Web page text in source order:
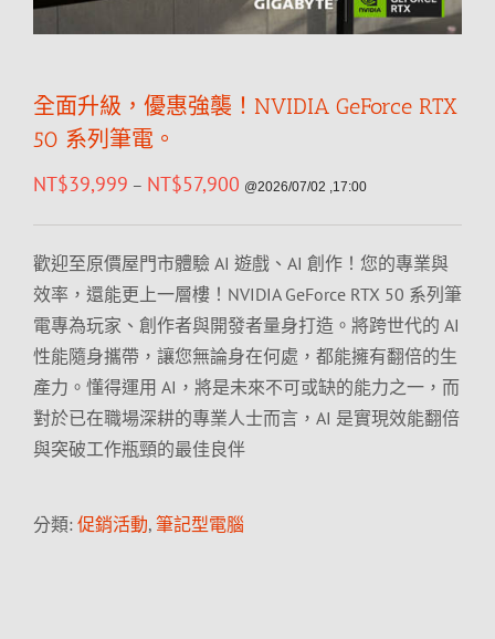
全面升級，優惠強襲！NVIDIA GeForce RTX
50 系列筆電。
NT$39,999 – NT$57,900 @2026/07/02 ,17:00
歡迎至原價屋門市體驗 AI 遊戲、AI 創作！您的專業與
效率，還能更上一層樓！NVIDIA GeForce RTX 50 系列筆
電專為玩家、創作者與開發者量身打造。將跨世代的 AI
性能隨身攜帶，讓您無論身在何處，都能擁有翻倍的生
產力。懂得運用 AI，將是未來不可或缺的能力之一，而
對於已在職場深耕的專業人士而言，AI 是實現效能翻倍
與突破工作瓶頸的最佳良伴
分類: 促銷活動, 筆記型電腦